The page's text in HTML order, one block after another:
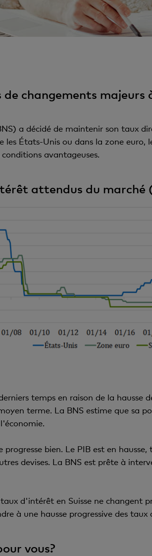
changements majeurs
a décidé de maintenir son taux
les États-Unis ou dans la zone
avantageuses.
attendus du marché
temps en raison de la hausse
terme. La BNS estime que sa
progresse bien. Le PIB est en
devises. La BNS est prête à
d'intérêt en Suisse ne
à une hausse progressive des taux
vous?